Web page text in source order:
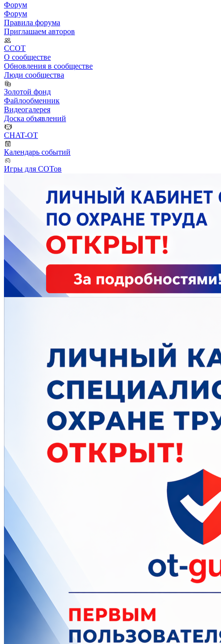
Форум
Форум
Правила форума
Приглашаем авторов
ССОТ
О сообществе
Обновления в сообществе
Люди сообщества
Золотой фонд
Файлообменник
Видеогалерея
Доска объявлений
CHAT-OT
Календарь событий
Игры для СОТов